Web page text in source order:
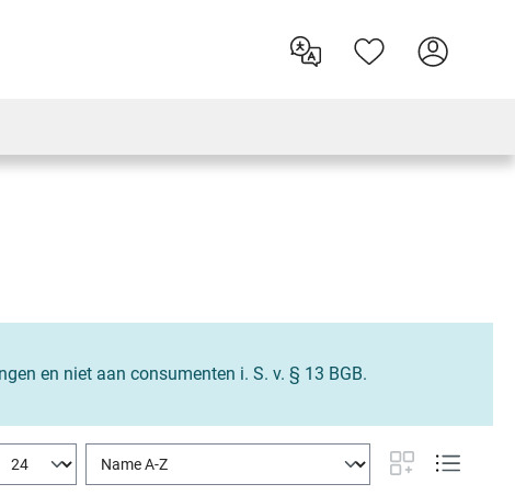
en niet aan consumenten i. S. v. § 13 BGB.